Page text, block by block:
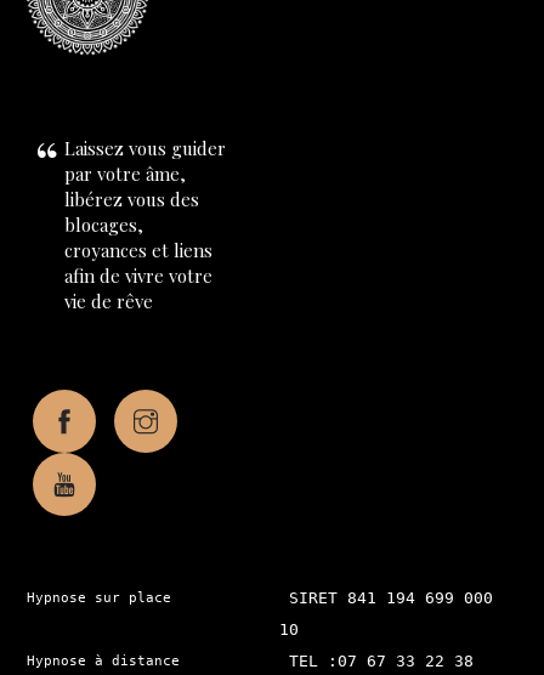
Laissez vous guider
par votre âme,
libérez vous des
blocages,
croyances et liens
afin de vivre votre
vie de rêve
Hypnose sur place
Hypnose à distance
10
TEL :07 67 33 22 38